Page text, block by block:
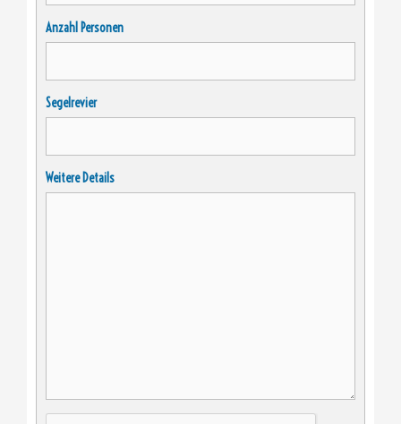
Anzahl Personen
Segelrevier
Weitere Details